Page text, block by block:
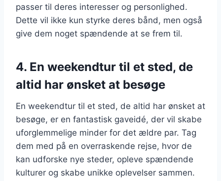
passer til deres interesser og personlighed.
Dette vil ikke kun styrke deres bånd, men også
give dem noget spændende at se frem til.
4. En weekendtur til et sted, de
altid har ønsket at besøge
En weekendtur til et sted, de altid har ønsket at
besøge, er en fantastisk gaveidé, der vil skabe
uforglemmelige minder for det ældre par. Tag
dem med på en overraskende rejse, hvor de
kan udforske nye steder, opleve spændende
kulturer og skabe unikke oplevelser sammen.